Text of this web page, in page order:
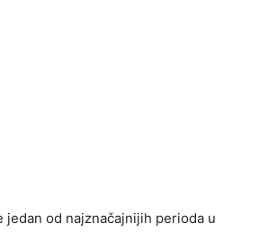
jedan od najznačajnijih perioda u